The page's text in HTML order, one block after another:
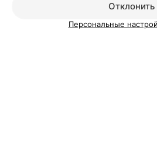
Отклонить
Персональные